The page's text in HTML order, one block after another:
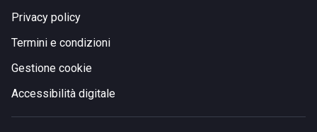
Privacy policy
Termini e condizioni
Gestione cookie
Accessibilità digitale